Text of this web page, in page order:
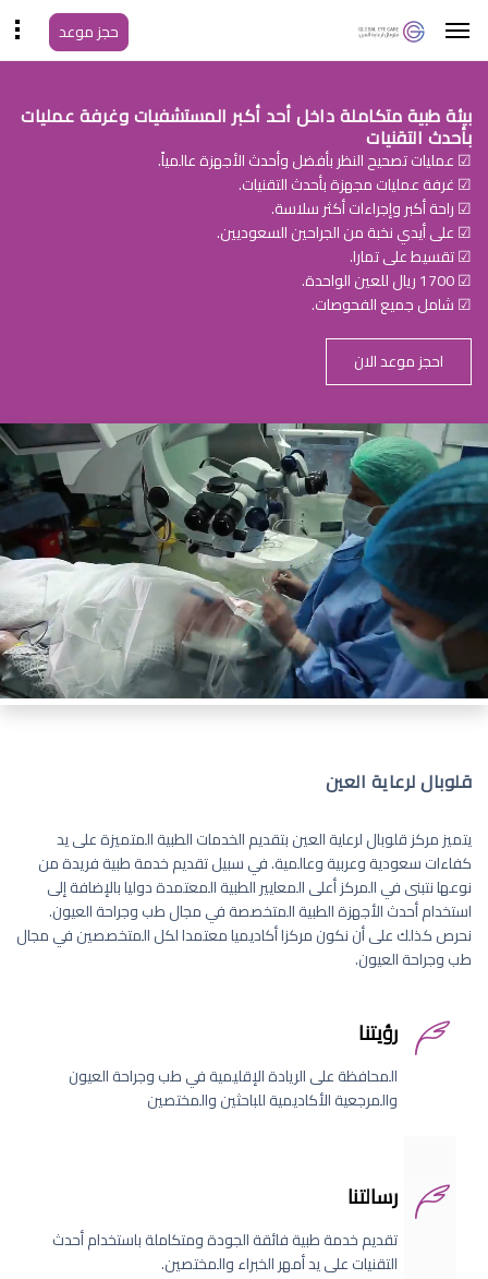
حجز موعد
بيئة طبية متكاملة داخل أحد أكبر المستشفيات وغرفة عمليات
بأحدث التقنيات
☑ عمليات تصحيح النظر بأفضل وأحدث الأجهزة عالمياً.
☑ غرفة عمليات مجهزة بأحدث التقنيات.
☑ راحة أكبر وإجراءات أكثر سلاسة.
☑ على أيدي نخبة من الجراحين السعوديين.
☑ تقسيط على تمارا.
☑ 1700 ريال للعين الواحدة.
☑ شامل جميع الفحوصات.
احجز موعد الان
قلوبال لرعاية العين
يتميز مركز قلوبال لرعاية العين بتقديم الخدمات الطبية المتميزة على يد
كفاءات سعودية وعربية وعالمية. في سبيل تقديم خدمة طبية فريدة من
نوعها نتبنى في المركز أعلى المعايير الطبية المعتمدة دوليا بالإضافة إلى
استخدام أحدث الأجهزة الطبية المتخصصة في مجال طب وجراحة العيون.
نحرص كذلك على أن نكون مركزا أكاديميا معتمدا لكل المتخصصين في مجال
طب وجراحة العيون.
رؤيتنا
المحافظة على الريادة الإقليمية في طب وجراحة العيون
والمرجعية الأكاديمية للباحثين والمختصين
رسالتنا
تقديم خدمة طبية فائقة الجودة ومتكاملة باستخدام أحدث
التقنيات على يد أمهر الخبراء والمختصين.